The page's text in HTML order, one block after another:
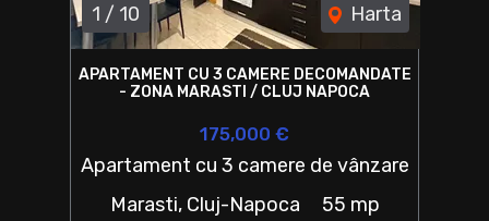
1 / 10 Harta
APARTAMENT CU 3 CAMERE DECOMANDATE
- ZONA MARASTI / CLUJ NAPOCA
175,000 €
Apartament cu 3 camere de vânzare
Marasti, Cluj-Napoca
55 mp